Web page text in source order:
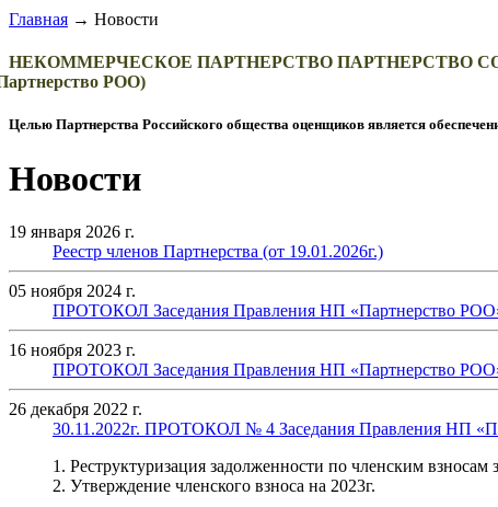
Главная → Новости
НЕКОММЕРЧЕСКОЕ ПАРТНЕРСТВO
РОО)
Целью Партнерства Российского общества оценщиков является
Новости
19 января 2026 г.
Реестр членов Партнерства (от 19.01.2026г.)
05 ноября 2024 г.
ПРОТОКОЛ Заседания Правления НП «Партнерство РОО»
16 ноября 2023 г.
ПРОТОКОЛ Заседания Правления НП «Партнерство РОО»
26 декабря 2022 г.
30.11.2022г. ПРОТОКОЛ № 4 Заседания Правления НП
1. Реструктуризация задолженности по членским
2. Утверждение членского взноса на 2023г.